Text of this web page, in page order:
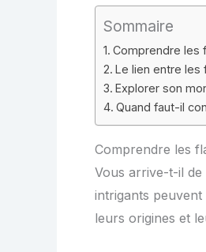
Sommaire
Comprendre les
Le lien entre les
Explorer son
Quand faut-il
Comprendre les
Vous arrive-t-il de
intrigants
leurs origines et